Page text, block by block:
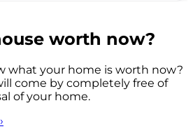
worth now?
what your home is worth now?
come by completely free of
of your home.
›